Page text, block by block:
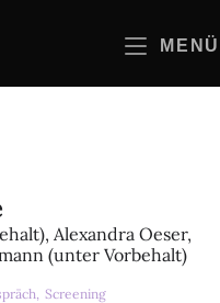
MENÜ
Alexandra Oeser,
(unter Vorbehalt)
Screening